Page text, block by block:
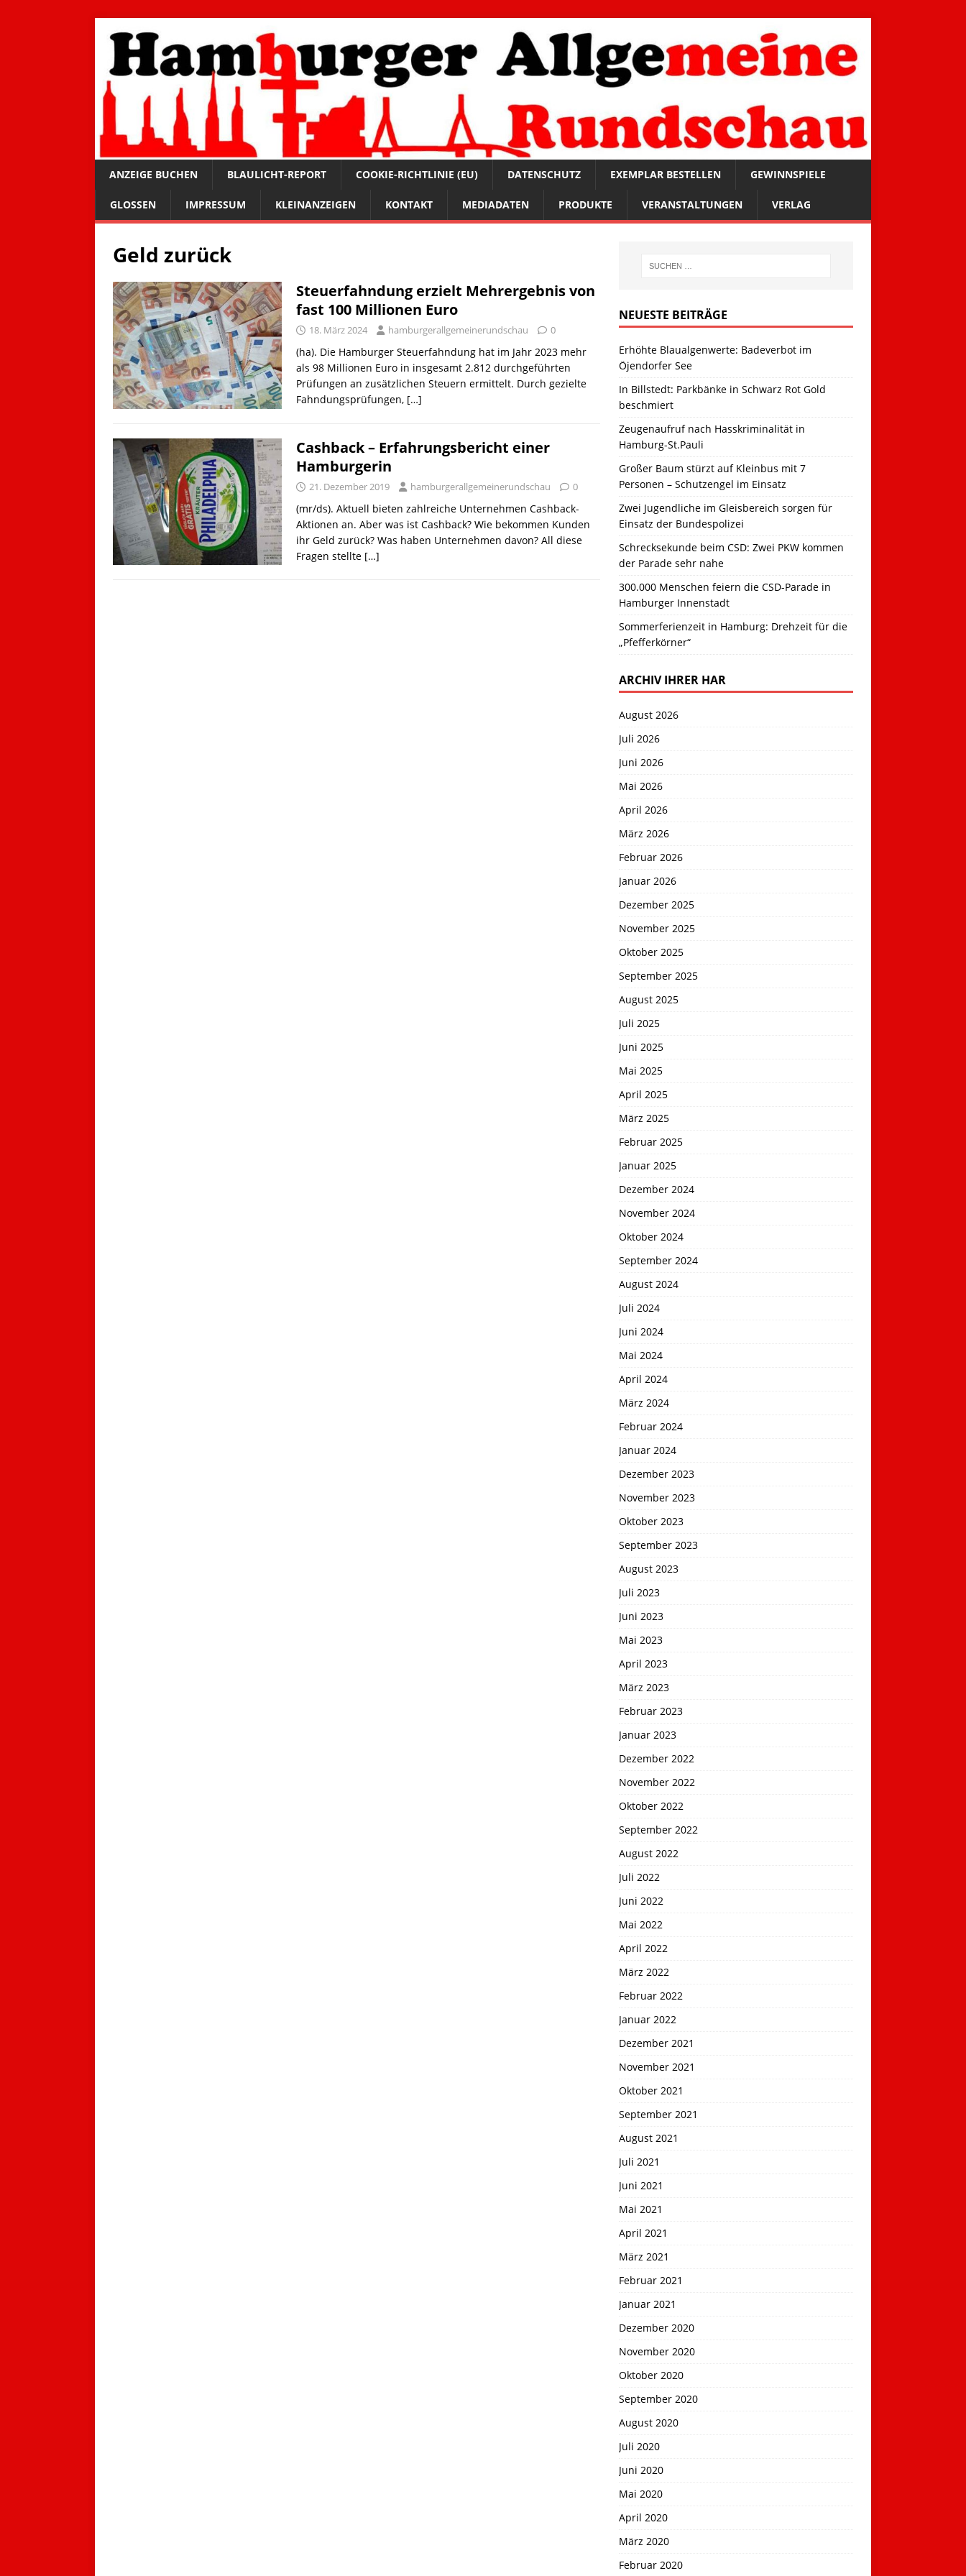
ANZEIGE BUCHEN BLAULICHT-REPORT COOKIE-RICHTLINIE (EU) DATENSCHUTZ EXEMPLAR BESTELLEN GEWINNSPIELE
GLOSSEN IMPRESSUM KLEINANZEIGEN KONTAKT MEDIADATEN PRODUKTE VERANSTALTUNGEN VERLAG
Geld zurück
Steuerfahndung erzielt Mehrergebnis von
fast 100 Millionen Euro
18. März 2024 hamburgerallgemeinerundschau 0
(ha). Die Hamburger Steuerfahndung hat im Jahr 2023 mehr
als 98 Millionen Euro in insgesamt 2.812 durchgeführten
Prüfungen an zusätzlichen Steuern ermittelt. Durch gezielte
Fahndungsprüfungen, […]
Cashback – Erfahrungsbericht einer
Hamburgerin
21. Dezember 2019 hamburgerallgemeinerundschau 0
(mr/ds). Aktuell bieten zahlreiche Unternehmen Cashback-
Aktionen an. Aber was ist Cashback? Wie bekommen Kunden
ihr Geld zurück? Was haben Unternehmen davon? All diese
Fragen stellte […]
NEUESTE BEITRÄGE
Erhöhte Blaualgenwerte: Badeverbot im
Öjendorfer See
In Billstedt: Parkbänke in Schwarz Rot Gold
beschmiert
Zeugenaufruf nach Hasskriminalität in
Hamburg-St.Pauli
Großer Baum stürzt auf Kleinbus mit 7
Personen – Schutzengel im Einsatz
Zwei Jugendliche im Gleisbereich sorgen für
Einsatz der Bundespolizei
Schrecksekunde beim CSD: Zwei PKW kommen
der Parade sehr nahe
300.000 Menschen feiern die CSD-Parade in
Hamburger Innenstadt
Sommerferienzeit in Hamburg: Drehzeit für die
„Pfefferkörner“
ARCHIV IHRER HAR
August 2026
Juli 2026
Juni 2026
Mai 2026
April 2026
März 2026
Februar 2026
Januar 2026
Dezember 2025
November 2025
Oktober 2025
September 2025
August 2025
Juli 2025
Juni 2025
Mai 2025
April 2025
März 2025
Februar 2025
Januar 2025
Dezember 2024
November 2024
Oktober 2024
September 2024
August 2024
Juli 2024
Juni 2024
Mai 2024
April 2024
März 2024
Februar 2024
Januar 2024
Dezember 2023
November 2023
Oktober 2023
September 2023
August 2023
Juli 2023
Juni 2023
Mai 2023
April 2023
März 2023
Februar 2023
Januar 2023
Dezember 2022
November 2022
Oktober 2022
September 2022
August 2022
Juli 2022
Juni 2022
Mai 2022
April 2022
März 2022
Februar 2022
Januar 2022
Dezember 2021
November 2021
Oktober 2021
September 2021
August 2021
Juli 2021
Juni 2021
Mai 2021
April 2021
März 2021
Februar 2021
Januar 2021
Dezember 2020
November 2020
Oktober 2020
September 2020
August 2020
Juli 2020
Juni 2020
Mai 2020
April 2020
März 2020
Februar 2020